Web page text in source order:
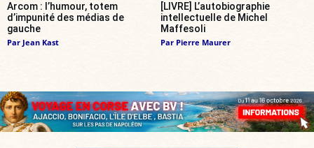
Arcom : l’humour, totem
d’impunité des médias de
gauche
Par Jean Kast
[LIVRE] L’autobiographie
intellectuelle de Michel
Maffesoli
Par Pierre Maurer